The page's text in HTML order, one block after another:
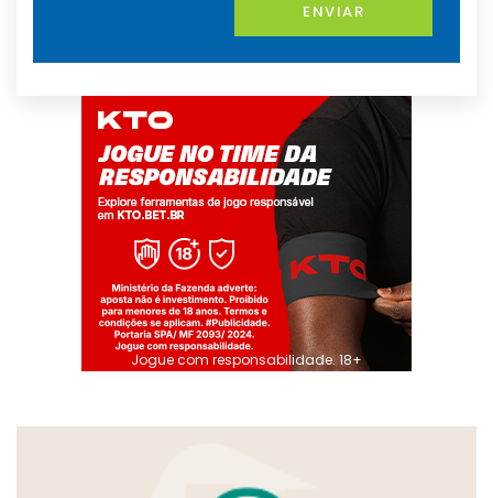
ENVIAR
Jogue com responsabilidade. 18+